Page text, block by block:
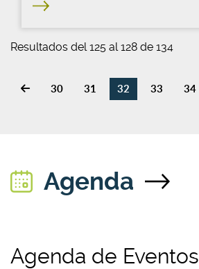
Resultados del 125 al 128 de 134
30 31 32 33 34
Agenda
Agenda de Eventos